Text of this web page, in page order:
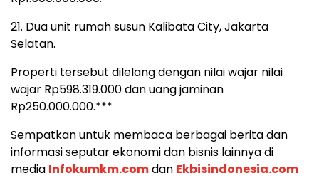
21. Dua unit rumah susun Kalibata City, Jakarta
Selatan.
Properti tersebut dilelang dengan nilai wajar nilai
wajar Rp598.319.000 dan uang jaminan
Rp250.000.000.***
Sempatkan untuk membaca berbagai berita dan
informasi seputar ekonomi dan bisnis lainnya di
media Infokumkm.comdan Ekbisindonesia.com